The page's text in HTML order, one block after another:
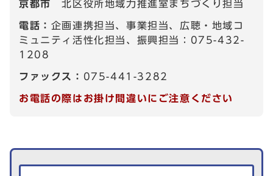
京都市北区役所地域力推進室まちづくり担当
電話： 企画連携担当、事業担当、広聴・地域コ
ミュニティ活性化担当、振興担当：075-432-
1208
ファックス： 075-441-3282
お電話の際はお掛け間違いにご注意ください
生活情報を探す